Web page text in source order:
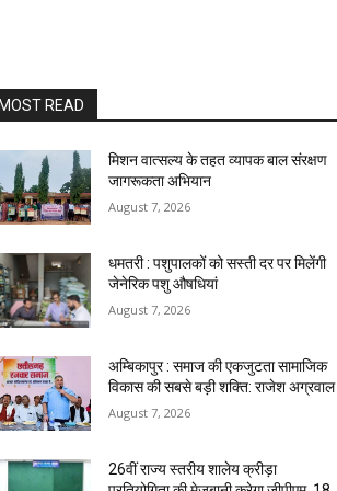
READ
मिशन वात्सल्य के तहत व्यापक बाल संरक्षण
जागरूकता अभियान
August 7, 2026
धमतरी : पशुपालकों को सस्ती दर पर मिलेंगी
जेनेरिक पशु औषधियां
August 7, 2026
अम्बिकापुर : समाज की एकजुटता सामाजिक
विकास की सबसे बड़ी शक्ति: राजेश अग्रवाल
August 7, 2026
26वीं राज्य स्तरीय शालेय क्रीड़ा